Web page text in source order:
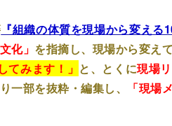
『組織の体質を現場から変える
化」 を指摘し、現場から変え
てみます！」 と、とくに現場
一部を抜粋・編集し、
「現場